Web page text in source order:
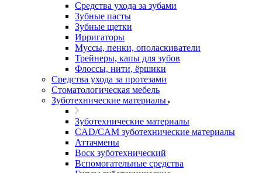
Средства ухода за зубами
Зубные пасты
Зубные щетки
Ирригаторы
Муссы, пенки, ополаскиватели
Трейнеры, капы для зубов
Флоссы, нити, ёршики
Средства ухода за протезами
Стоматологическая мебель
Зуботехнические материалы
Зуботехнические материалы
CAD/CAM зуботехнические материалы
Аттачмены
Воск зуботехнический
Вспомогательные средства